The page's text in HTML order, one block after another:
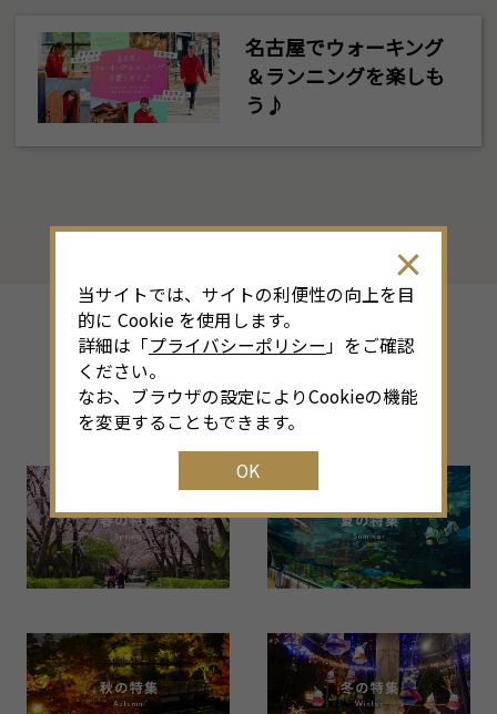
名古屋でウォーキング
＆ランニングを楽しも
う♪
その他のシーズン特集
Back Number
当サイトでは、サイトの利便性の向上を目
的に Cookie を使用します。
詳細は「プライバシーポリシー 」をご確認
ください。
なお、ブラウザの設定によりCookieの機能
を変更することもできます。
OK